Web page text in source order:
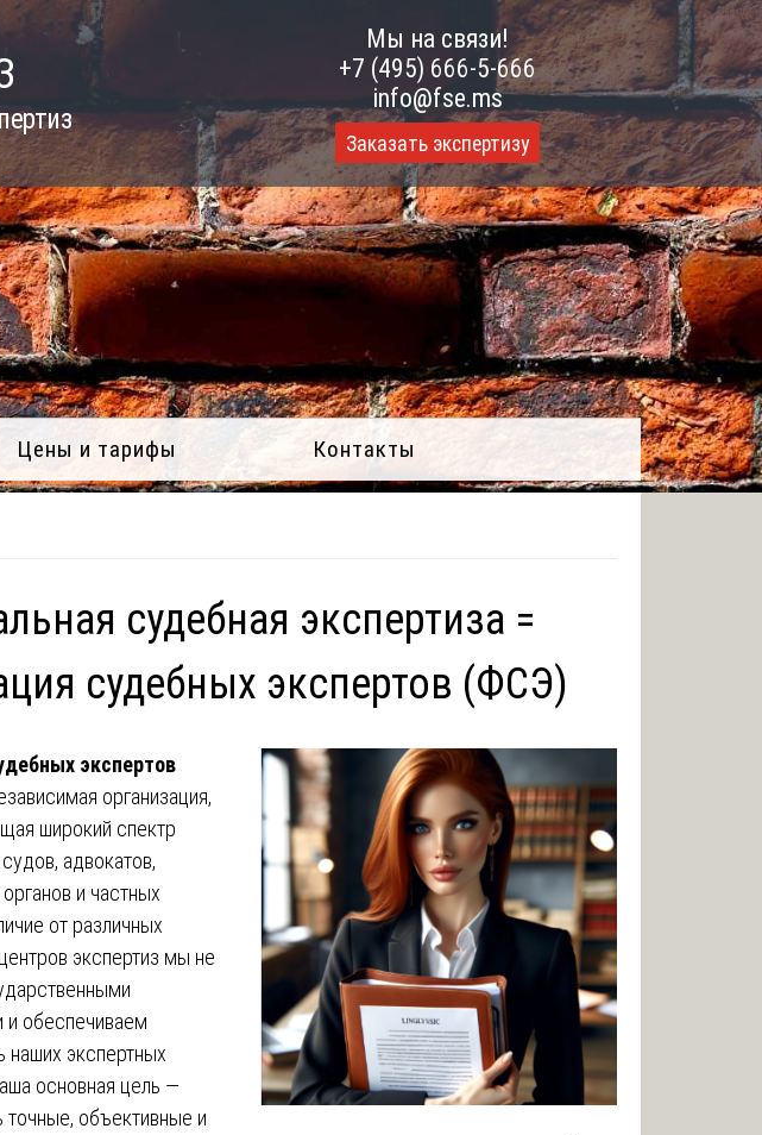
Мы на связи!
+7 (495) 666-5-666
info@fse.ms
Заказать экспертизу
Цены и тарифы Контакты
судебная экспертиза =
судебных экспертов (ФСЭ)
экспертов
организация,
широкий спектр
адвокатов,
и частных
от различных
экспертиз мы не
обеспечиваем
наших экспертных
основная цель —
точные, объективные и